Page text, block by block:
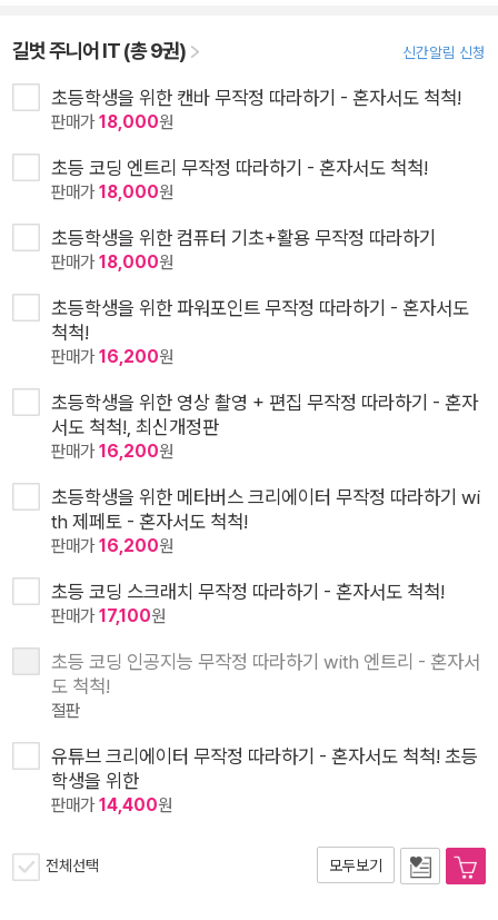
길벗 주니어 IT (총 9권) 신간알림 신청
초등학생을 위한 캔바 무작정 따라하기 - 혼자서도 척척!
판매가18,000원
초등 코딩 엔트리 무작정 따라하기 - 혼자서도 척척!
판매가18,000원
초등학생을 위한 컴퓨터 기초+활용 무작정 따라하기
판매가18,000원
초등학생을 위한 파워포인트 무작정 따라하기 - 혼자서도
척척!
판매가16,200원
초등학생을 위한 영상 촬영 + 편집 무작정 따라하기 - 혼자
서도 척척!, 최신개정판
판매가16,200원
초등학생을 위한 메타버스 크리에이터 무작정 따라하기 wi
th 제페토 - 혼자서도 척척!
판매가16,200원
초등 코딩 스크래치 무작정 따라하기 - 혼자서도 척척!
판매가17,100원
초등 코딩 인공지능 무작정 따라하기 with 엔트리 - 혼자서
도 척척!
절판
유튜브 크리에이터 무작정 따라하기 - 혼자서도 척척! 초등
학생을 위한
판매가14,400원
전체선택 모두보기